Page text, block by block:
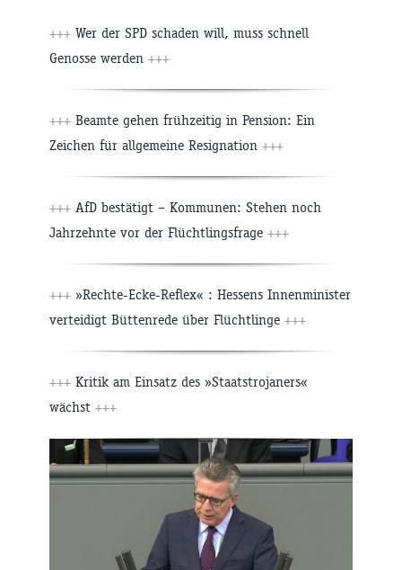
+++ Wer der SPD schaden will, muss schnell
Genosse werden +++
+++ Beamte gehen frühzeitig in Pension: Ein
Zeichen für allgemeine Resignation +++
+++ AfD bestätigt – Kommunen: Stehen noch
Jahrzehnte vor der Flüchtlingsfrage +++
+++ »Rechte-Ecke-Reflex« : Hessens Innenminister
verteidigt Büttenrede über Flüchtlinge +++
+++ Kritik am Einsatz des »Staatstrojaners«
wächst +++